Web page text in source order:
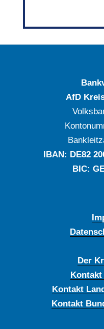
AfD
IBAN: DE‍82
BIC:
Der
Kontakt
Kontakt